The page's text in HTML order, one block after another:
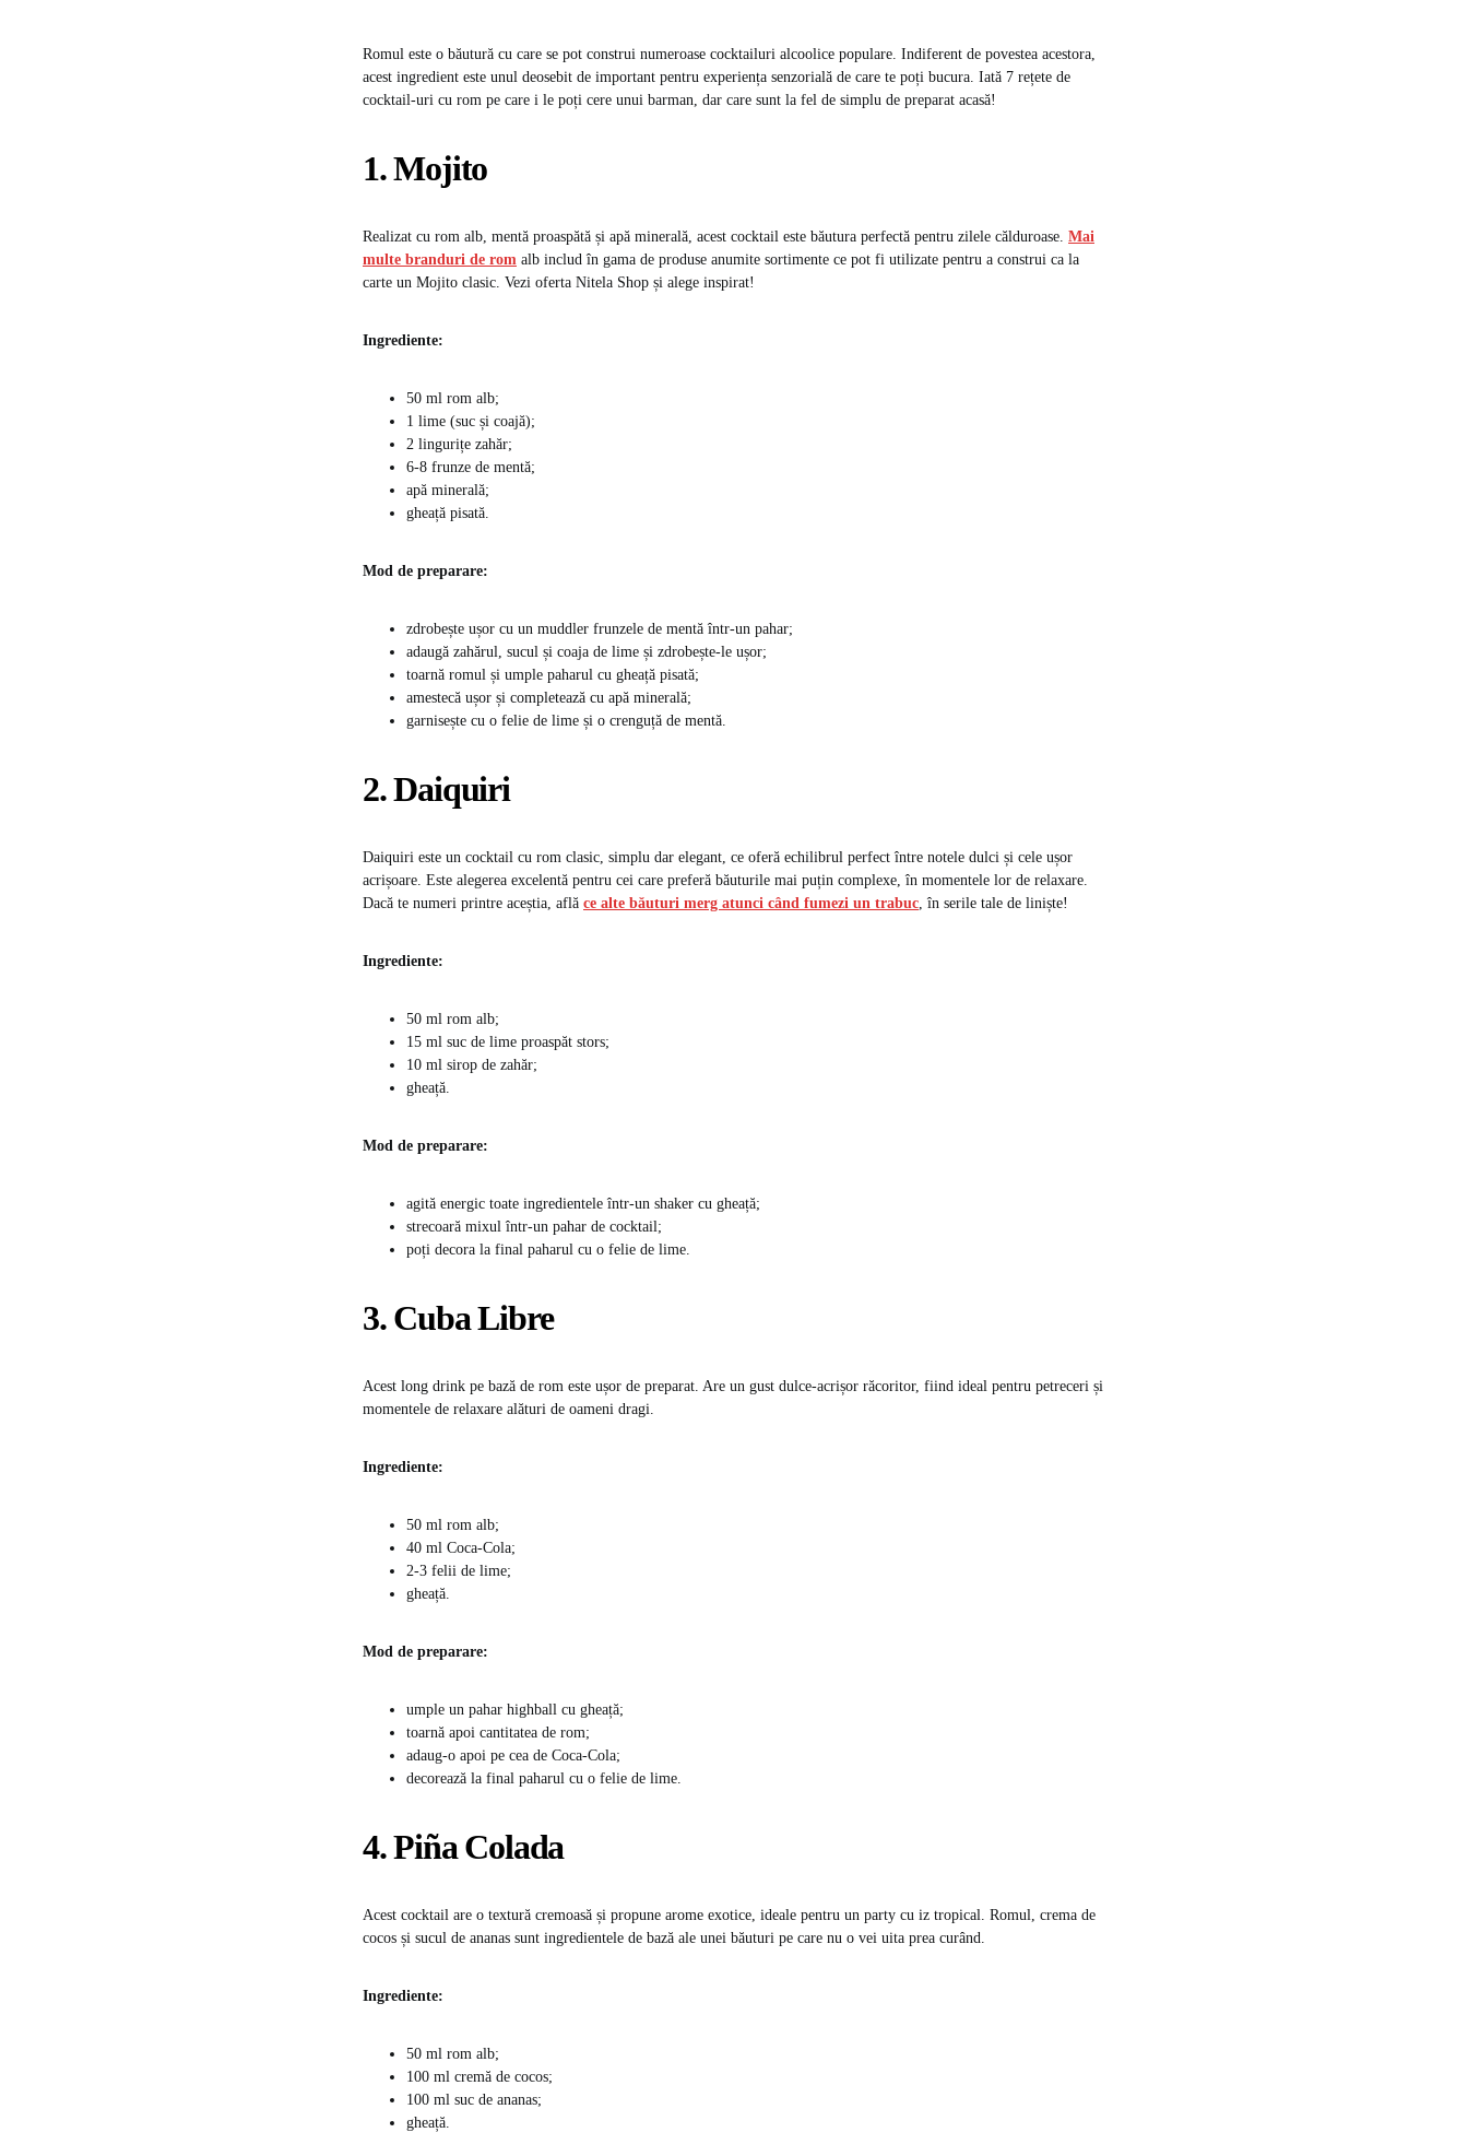
Romul este o băutură cu care se pot construi numeroase cocktailuri alcoolice populare. Indiferent de povestea acestora,
acest ingredient este unul deosebit de important pentru experiența senzorială de care te poți bucura. Iată 7 rețete de
cocktail-uri cu rom pe care i le poți cere unui barman, dar care sunt la fel de simplu de preparat acasă!
1. Mojito
Realizat cu rom alb, mentă proaspătă și apă minerală, acest cocktail este băutura perfectă pentru zilele călduroase. Mai
multe branduri de rom alb includ în gama de produse anumite sortimente ce pot fi utilizate pentru a construi ca la
carte un Mojito clasic. Vezi oferta Nitela Shop și alege inspirat!
Ingrediente:
50 ml rom alb;
1 lime (suc și coajă);
2 lingurițe zahăr;
6-8 frunze de mentă;
apă minerală;
gheață pisată.
Mod de preparare:
zdrobește ușor cu un muddler frunzele de mentă într-un pahar;
adaugă zahărul, sucul și coaja de lime și zdrobește-le ușor;
toarnă romul și umple paharul cu gheață pisată;
amestecă ușor și completează cu apă minerală;
garnisește cu o felie de lime și o crenguță de mentă.
2. Daiquiri
Daiquiri este un cocktail cu rom clasic, simplu dar elegant, ce oferă echilibrul perfect între notele dulci și cele ușor
acrișoare. Este alegerea excelentă pentru cei care preferă băuturile mai puțin complexe, în momentele lor de relaxare.
Dacă te numeri printre aceștia, află ce alte băuturi merg atunci când fumezi un trabuc, în serile tale de liniște!
Ingrediente:
50 ml rom alb;
15 ml suc de lime proaspăt stors;
10 ml sirop de zahăr;
gheață.
Mod de preparare:
agită energic toate ingredientele într-un shaker cu gheață;
strecoară mixul într-un pahar de cocktail;
poți decora la final paharul cu o felie de lime.
3. Cuba Libre
Acest long drink pe bază de rom este ușor de preparat. Are un gust dulce-acrișor răcoritor, fiind ideal pentru petreceri și
momentele de relaxare alături de oameni dragi.
Ingrediente:
50 ml rom alb;
40 ml Coca-Cola;
2-3 felii de lime;
gheață.
Mod de preparare:
umple un pahar highball cu gheață;
toarnă apoi cantitatea de rom;
adaug-o apoi pe cea de Coca-Cola;
decorează la final paharul cu o felie de lime.
4. Piña Colada
Acest cocktail are o textură cremoasă și propune arome exotice, ideale pentru un party cu iz tropical. Romul, crema de
cocos și sucul de ananas sunt ingredientele de bază ale unei băuturi pe care nu o vei uita prea curând.
Ingrediente:
50 ml rom alb;
100 ml cremă de cocos;
100 ml suc de ananas;
gheață.